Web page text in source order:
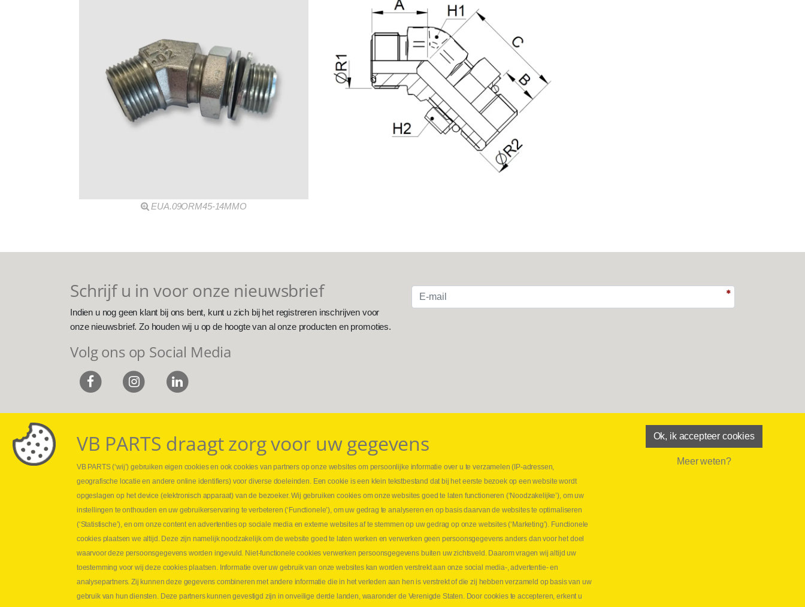
EUA.09ORM45-14MMO
Schrijf u in voor onze nieuwsbrief
Indien u nog geen klant bij ons bent, kunt u zich bij het registreren inschrijven voor
onze nieuwsbrief. Zo houden wij u op de hoogte van al onze producten en promoties.
Volg ons op Social Media
Webshop
Nieuws
Jobs
Leveringen
Drukcontrole set
Persmaten
Hydraulische slangen
Contact VB Parts
⏳ Laatste maand Webtec-promotie!
⏳ Laatste kans voor onze promo
snelkoppelingen!
1 juni 2026
Lees meer NL
VB PARTS draagt zorg voor uw gegevens
VB PARTS (‘wij’) gebruiken eigen cookies en ook cookies van partners op onze websites om persoonlijke informatie over u te verzamelen (IP-adressen,
geografische locatie en andere online identifiers) voor diverse doeleinden. Een cookie is een klein tekstbestand dat bij het eerste bezoek op een website wordt
opgeslagen op het device (elektronisch apparaat) van de bezoeker. Wij gebruiken cookies om onze websites goed te laten functioneren (‘Noodzakelijke’), om uw
instellingen te onthouden en uw gebruikerservaring te verbeteren (‘Functionele’), om uw gedrag te analyseren en op basis daarvan de websites te optimaliseren
(‘Statistische’), en om onze content en advertenties op sociale media en externe websites af te stemmen op uw gedrag op onze websites (‘Marketing’). Functionele
cookies plaatsen we altijd. Deze zijn namelijk noodzakelijk om de website goed te laten werken en verwerken geen persoonsgegevens anders dan voor het doel
waarvoor deze persoonsgegevens worden ingevuld. Niet-functionele cookies verwerken persoonsgegevens buiten uw zichtsveld. Daarom vragen wij altijd uw
toestemming voor wij deze cookies plaatsen. Informatie over uw gebruik van onze websites kan worden verstrekt aan onze social media-, advertentie- en
analysepartners. Zij kunnen deze gegevens combineren met andere informatie die in het verleden aan hen is verstrekt of die zij hebben verzameld op basis van uw
gebruik van hun diensten. Deze partners kunnen gevestigd zijn in onveilige derde landen, waaronder de Verenigde Staten. Door cookies te accepteren, erkent u
Ok, ik accepteer cookies
Meer weten?